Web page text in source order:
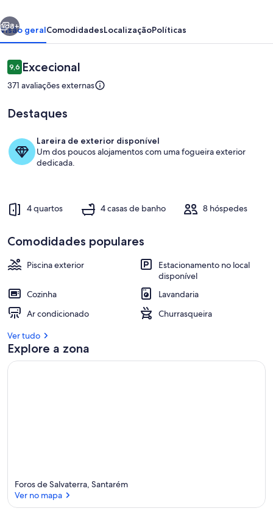
SPA
IN
EXCLUSIVITY
Piscina
Seguinte
8+
Visão geralComodidadesLocalizaçãoPolíticas
Avaliações
9,69,6 em 10
Excecional
371 avaliações externas
Destaques
Lareira de exterior disponível
Um dos poucos alojamentos com uma fogueira exterior
dedicada.
4 quartos 4 casas de banho 8 hóspedes
Comodidades populares
Piscina exterior
Estacionamento no local
disponível
Cozinha
Lavandaria
Ar condicionado
Churrasqueira
Ver tudo
Explore a zona
Foros de Salvaterra, Santarém
Ver no mapa